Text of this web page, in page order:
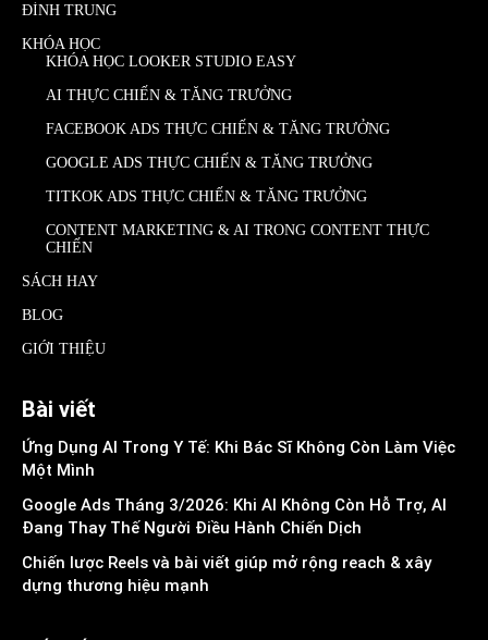
ĐÌNH TRUNG
KHÓA HỌC
KHÓA HỌC LOOKER STUDIO EASY
AI THỰC CHIẾN & TĂNG TRƯỞNG
FACEBOOK ADS THỰC CHIẾN & TĂNG TRƯỞNG
GOOGLE ADS THỰC CHIẾN & TĂNG TRƯỞNG
TITKOK ADS THỰC CHIẾN & TĂNG TRƯỞNG
CONTENT MARKETING & AI TRONG CONTENT THỰC
CHIẾN
SÁCH HAY
BLOG
GIỚI THIỆU
Bài viết
Ứng Dụng AI Trong Y Tế: Khi Bác Sĩ Không Còn Làm Việc
Một Mình
Google Ads Tháng 3/2026: Khi AI Không Còn Hỗ Trợ, AI
Đang Thay Thế Người Điều Hành Chiến Dịch
Chiến lược Reels và bài viết giúp mở rộng reach & xây
dựng thương hiệu mạnh